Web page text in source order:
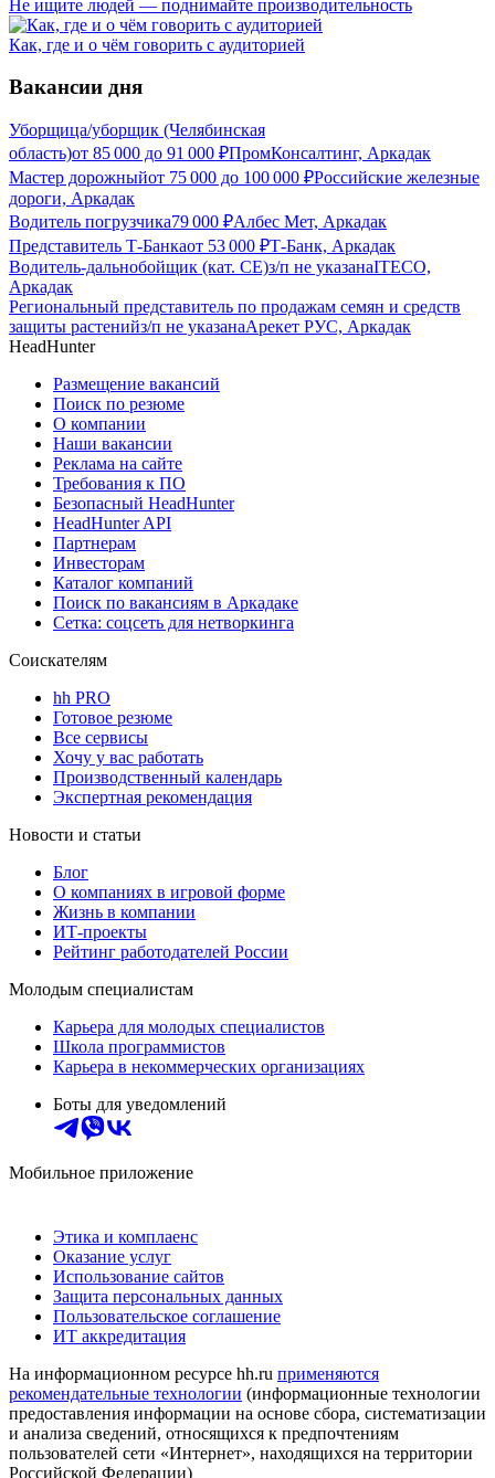
Не ищите людей — поднимайте производительность
Как, где и о чём говорить с аудиторией
Вакансии дня
Уборщица/уборщик (Челябинская
область)от 85 000 до 91 000 ₽ПромКонсалтинг, Аркадак
Мастер дорожныйот 75 000 до 100 000 ₽Российские железные
дороги, Аркадак
Водитель погрузчика79 000 ₽Албес Мет, Аркадак
Представитель Т-Банкаот 53 000 ₽Т-Банк, Аркадак
Водитель-дальнобойщик (кат. CE)з/п не указанаITECO,
Аркадак
Региональный представитель по продажам семян и средств
защиты растенийз/п не указанаАрекет РУС, Аркадак
HeadHunter
Размещение вакансий
Поиск по резюме
О компании
Наши вакансии
Реклама на сайте
Требования к ПО
Безопасный HeadHunter
HeadHunter API
Партнерам
Инвесторам
Каталог компаний
Поиск по вакансиям в Аркадаке
Сетка: соцсеть для нетворкинга
Соискателям
hh PRO
Готовое резюме
Все сервисы
Хочу у вас работать
Производственный календарь
Экспертная рекомендация
Новости и статьи
Блог
О компаниях в игровой форме
Жизнь в компании
ИТ-проекты
Рейтинг работодателей России
Молодым специалистам
Карьера для молодых специалистов
Школа программистов
Карьера в некоммерческих организациях
Боты для уведомлений
Мобильное приложение
Этика и комплаенс
Оказание услуг
Использование сайтов
Защита персональных данных
Пользовательское соглашение
ИТ аккредитация
На информационном ресурсе hh.ru применяются
рекомендательные технологии (информационные технологии
предоставления информации на основе сбора, систематизации
и анализа сведений, относящихся к предпочтениям
пользователей сети «Интернет», находящихся на территории
Российской Федерации)